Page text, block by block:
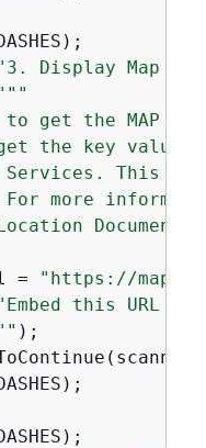
Display Map
"
get the MAP
the key value
This
For more
=
"https://
this URL in
);